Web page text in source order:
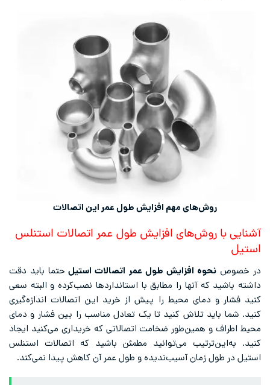
روش‌های مهم افزایش طول عمر این اتصالات
آشنایی با روش‌های افزایش طول عمر اتصالات استنلس
استیل
در خصوصنحوه افزایش طول عمر اتصالات استیل حتما باید دقت
داشته باشید که آنها را مطابق با استانداردها نصب‌کرده و البته سعی
کنید فشار و دمای محیط را پیش از خرید این اتصالات اندازه‌گیری
کنید. شما باید تلاش کنید تا یک تعادل مناسب را بین فشار و دمای
محیط اطراف و همین‌طور ضخامت اتصالاتی که خریداری می‌کنید ایجاد
کنید. به‌این‌ترتیب می‌توانید مطمئن باشید که اتصالات استنلس
استیل در طول زمان آسیب‌ندیده و طول عمر آن کاهش پیدا نمی‌کند.